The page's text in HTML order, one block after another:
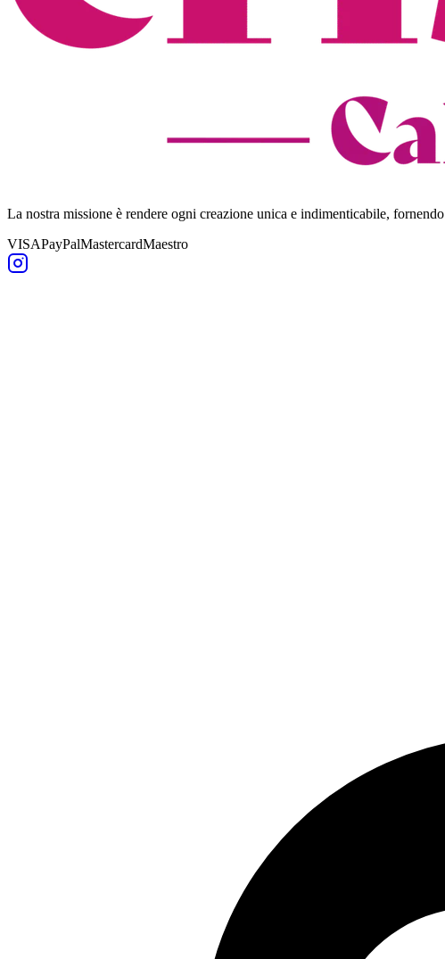
La nostra missione è rendere ogni creazione unica e indimenticabile, fornendo
VISAPayPalMastercardMaestro